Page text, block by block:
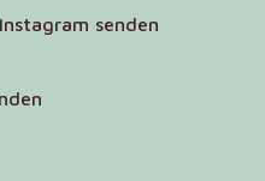
senden